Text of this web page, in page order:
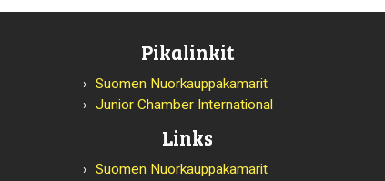
Pikalinkit
Suomen Nuorkauppakamarit
Junior Chamber International
Links
Suomen Nuorkauppakamarit